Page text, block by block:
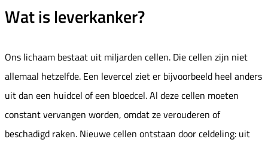
Wat is leverkanker?
Ons lichaam bestaat uit miljarden cellen. Die cellen zijn niet
allemaal hetzelfde. Een levercel ziet er bijvoorbeeld heel anders
uit dan een huidcel of een bloedcel. Al deze cellen moeten
constant vervangen worden, omdat ze verouderen of
beschadigd raken. Nieuwe cellen ontstaan door celdeling: uit